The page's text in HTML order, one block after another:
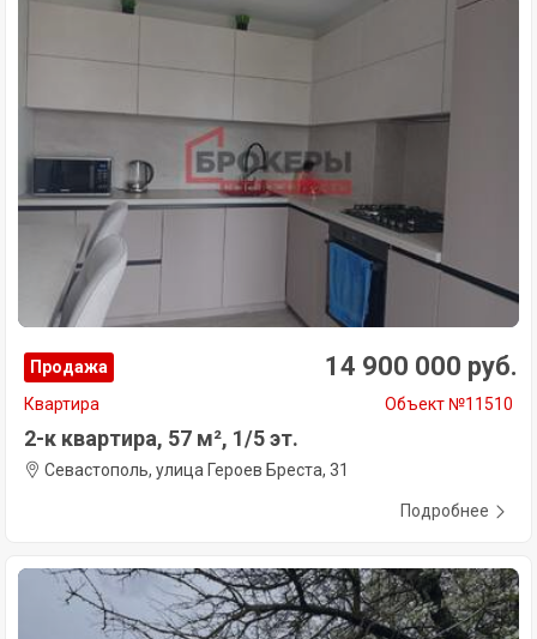
Продажа 14 900 000 руб.
Квартира Объект №11510
2-к квартира, 57 м², 1/5 эт.
Севастополь, улица Героев Бреста, 31
Подробнее